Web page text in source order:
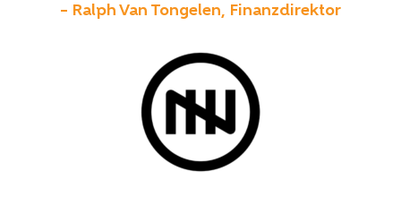
– Ralph Van Tongelen, Finanzdirektor